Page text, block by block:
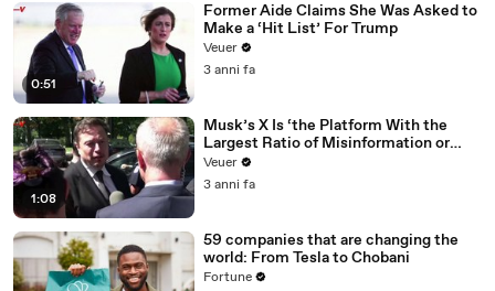
0:51
Former Aide Claims She Was Asked to
Make a ‘Hit List’ For Trump
Veuer
3 anni fa
1:08
Musk’s X Is ‘the Platform With the
Largest Ratio of Misinformation or
Disinformation’ Amongst All Social
Media Platforms
Veuer
3 anni fa
59 companies that are changing the
world: From Tesla to Chobani
Fortune